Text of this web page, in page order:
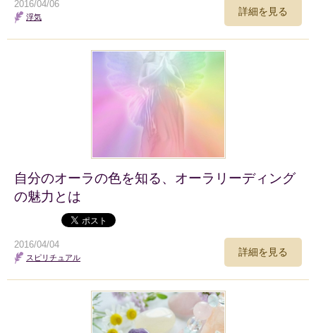
2016/04/06
浮気 詳細を見る
自分のオーラの色を知る、オーラリーディング
の魅力とは
2016/04/04
スピリチュアル 詳細を見る